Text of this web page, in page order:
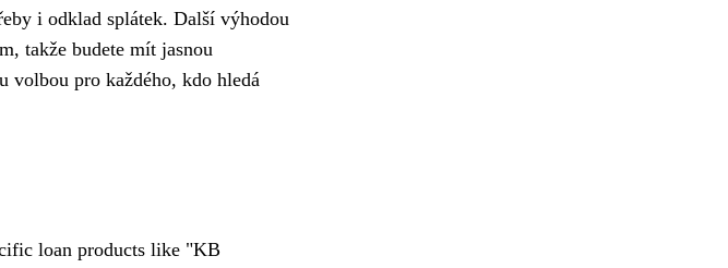
i odklad splátek. Další výhodou
takže budete mít jasnou
volbou pro každého, kdo hledá
loan products like "KB